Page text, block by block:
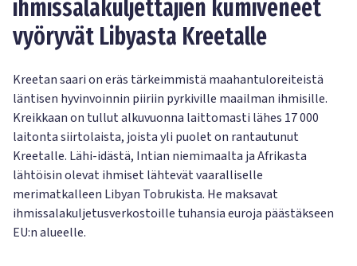
ihmissalakuljettajien kumiveneet
vyöryvät Libyasta Kreetalle
Kreetan saari on eräs tärkeimmistä maahantuloreiteistä
läntisen hyvinvoinnin piiriin pyrkiville maailman ihmisille.
Kreikkaan on tullut alkuvuonna laittomasti lähes 17 000
laitonta siirtolaista, joista yli puolet on rantautunut
Kreetalle. Lähi-idästä, Intian niemimaalta ja Afrikasta
lähtöisin olevat ihmiset lähtevät vaaralliselle
merimatkalleen Libyan Tobrukista. He maksavat
ihmissalakuljetusverkostoille tuhansia euroja päästäkseen
EU:n alueelle.